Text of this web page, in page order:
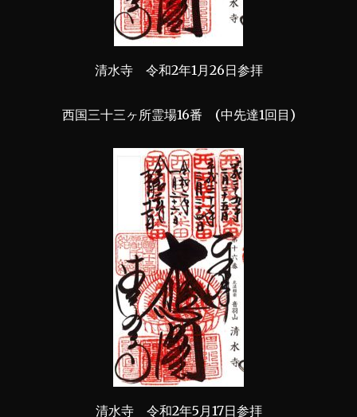
清水寺 令和2年1月26日参拝
西国三十三ヶ所霊場16番 (中先達1回目)
清水寺 令和2年5月17日参拝